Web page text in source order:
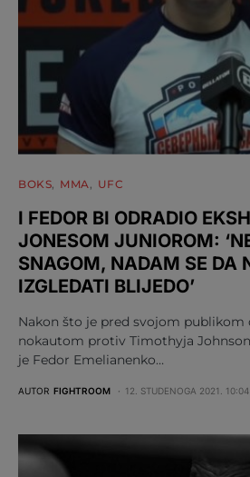
BOKS MMA UFC
I FEDOR BI ODRADIO
JONESOM JUNIOROM:
SNAGOM, NADAM SE DA
IZGLEDATI BLIJEDO’
Nakon što je pred svojom
nokautom protiv Timothyja
je Fedor Emelianenko…
AUTOR FIGHTROOM 12. STUDENOGA 2021. 10:04